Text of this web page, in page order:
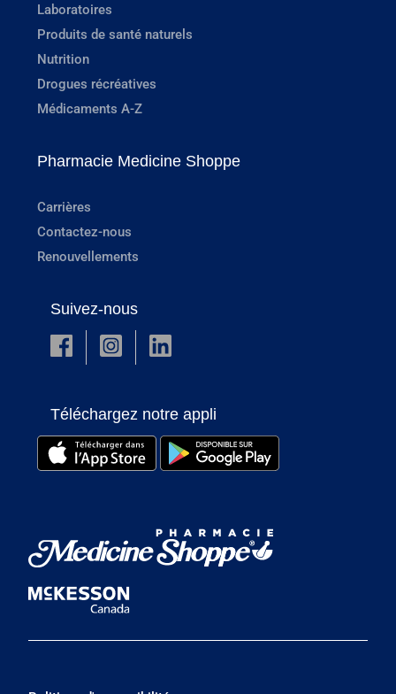
Laboratoires
Produits de santé naturels
Nutrition
Drogues récréatives
Médicaments A-Z
Pharmacie Medicine Shoppe
Carrières
Contactez-nous
Renouvellements
Suivez-nous
Téléchargez notre appli